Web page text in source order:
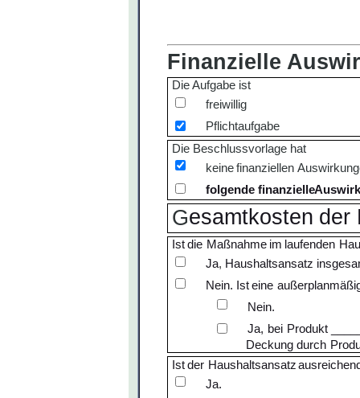
Finanzielle
DieAufgabe ist
freiwillig
Pflichtaufgabe
Die Beschlussvorlage hat
keinefinanziellen
folgende finanziell e
Gesamtkosten der
Ist die Maßnahme im laufenden
Ja, Haushaltsansatz
Nein. Isteine
Nein.
Ja, bei Produkt
Deckung durch
Ist der Haushaltsansatz
Ja.